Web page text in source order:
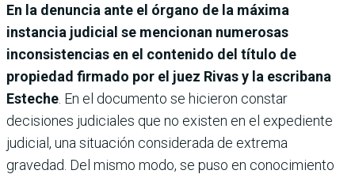
En la denuncia ante el órgano de la máxima
instancia judicial se mencionan numerosas
inconsistencias en el contenido del título de
propiedad firmado por el juez Rivas y la escribana
Esteche . En el documento se hicieron constar
decisiones judiciales que no existen en el expediente
judicial, una situación considerada de extrema
gravedad. Del mismo modo, se puso en conocimiento